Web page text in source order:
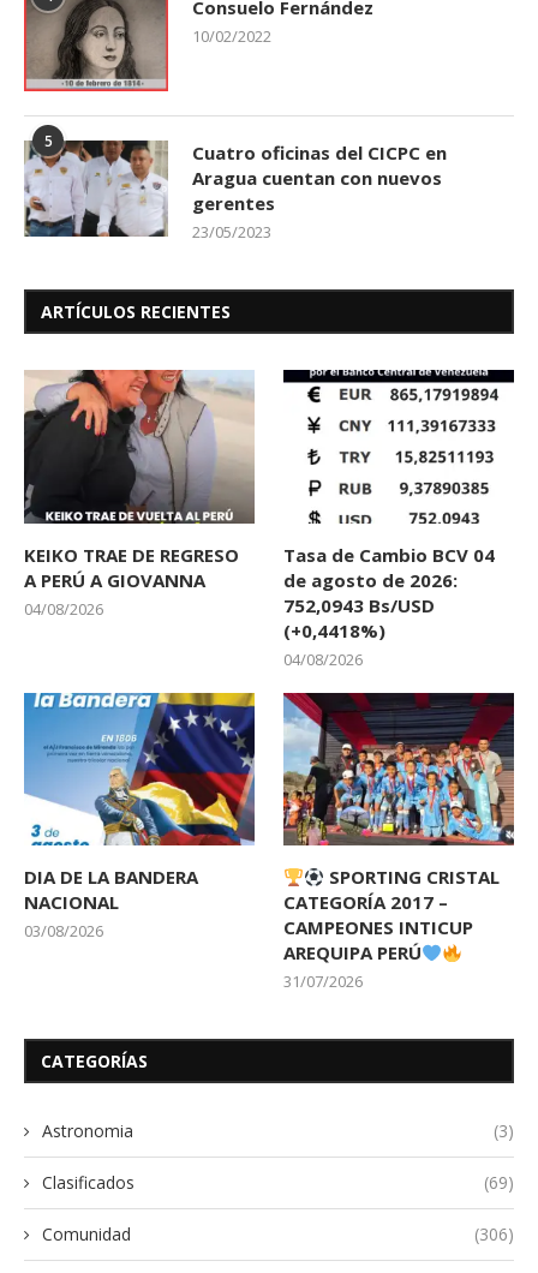
Consuelo Fernández
10/02/2022
5
Cuatro oficinas del CICPC en
Aragua cuentan con nuevos
gerentes
23/05/2023
ARTÍCULOS RECIENTES
KEIKO TRAE DE REGRESO
A PERÚ A GIOVANNA
04/08/2026
Tasa de Cambio BCV 04
de agosto de 2026:
752,0943 Bs/USD
(+0,4418%)
04/08/2026
DIA DE LA BANDERA
NACIONAL
03/08/2026
SPORTING CRISTAL
CATEGORÍA 2017 –
CAMPEONES INTICUP
AREQUIPA PERÚ
31/07/2026
CATEGORÍAS
Astronomia (3)
Clasificados (69)
Comunidad (306)